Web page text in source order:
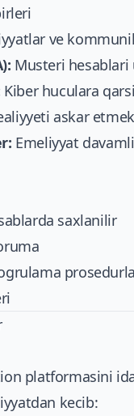
ve
Musteri hesablari
Kiber huculara
askar
Emeliyyat
saxlanilir
platformasini
kecib: